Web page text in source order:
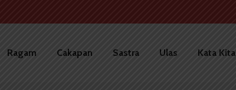
Ragam Cakapan Sastra Ulas Kata Kita